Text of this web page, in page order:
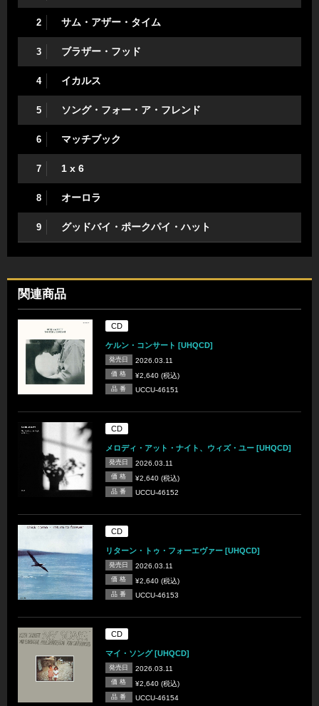
2 サム・アザー・タイム
3 ブラザー・フッド
4 イカルス
5 ソング・フォー・ア・フレンド
6 マッチブック
7 1 x 6
8 オーロラ
9 グッドバイ・ポークパイ・ハット
関連商品
CD
ケルン・コンサート [UHQCD]
発売日 2026.03.11
価 格 ¥2,640 (税込)
品 番 UCCU-46151
CD
メロディ・アット・ナイト、ウィズ・ユー [UHQCD]
発売日 2026.03.11
価 格 ¥2,640 (税込)
品 番 UCCU-46152
CD
リターン・トゥ・フォーエヴァー [UHQCD]
発売日 2026.03.11
価 格 ¥2,640 (税込)
品 番 UCCU-46153
CD
マイ・ソング [UHQCD]
発売日 2026.03.11
価 格 ¥2,640 (税込)
品 番 UCCU-46154